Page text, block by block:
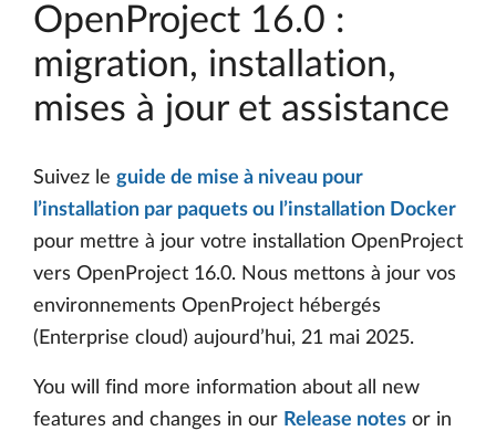
OpenProject 16.0 :
migration, installation,
mises à jour et assistance
Suivez le guide de mise à niveau pour
l’installation par paquets ou l’installation Docker
pour mettre à jour votre installation OpenProject
vers OpenProject 16.0. Nous mettons à jour vos
environnements OpenProject hébergés
(Enterprise cloud) aujourd’hui, 21 mai 2025.
You will find more information about all new
features and changes in our Release notes or in